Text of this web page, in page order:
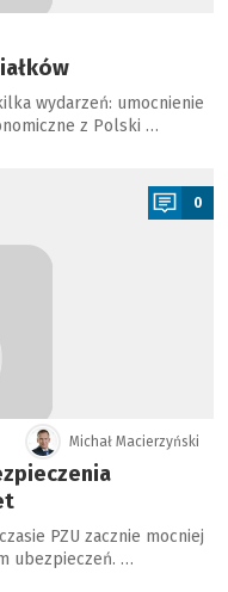
wydarzeń: umocnienie
z Polski …
0
Michał Macierzyński
PZU zacznie mocniej
ubezpieczeń. …